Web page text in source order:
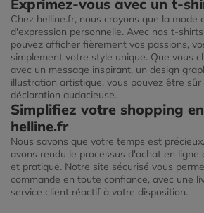
Exprimez-vous avec un t-
Chez helline.fr, nous croyons que la mode
d'expression personnelle. Avec nos t-
pouvez afficher fièrement vos passions,
simplement votre style unique. Que vous
avec un message inspirant, un design
illustration artistique, vous pouvez être
déclaration audacieuse.
Simplifiez votre shopping
helline.fr
Nous savons que votre temps est
avons rendu le processus d'achat en ligne
et pratique. Notre site sécurisé vous
commande en toute confiance, avec une
service client réactif à votre disposition.